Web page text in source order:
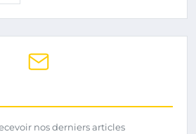
nos derniers articles